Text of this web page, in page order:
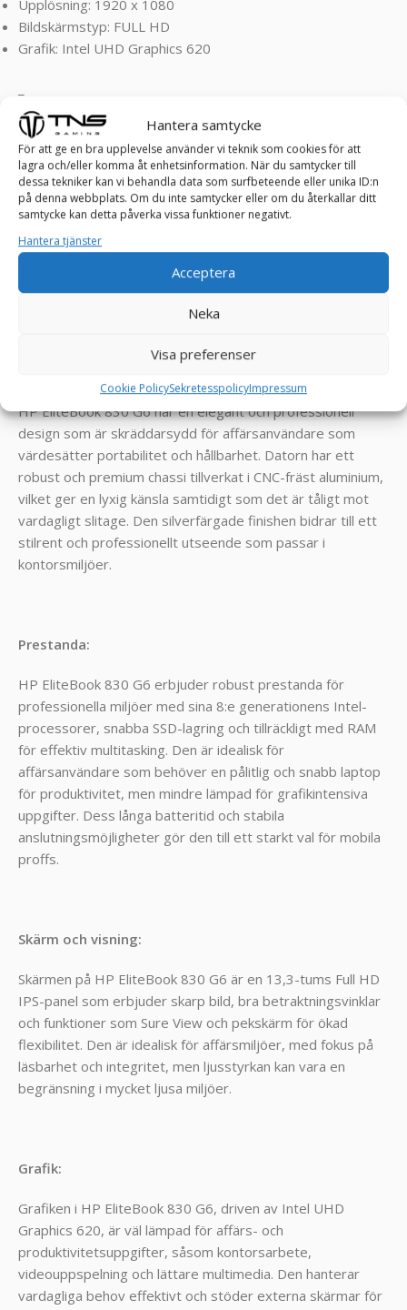
Hantera samtycke
För att ge en bra upplevelse använder vi teknik som cookies för att
lagra och/eller komma åt enhetsinformation. När du samtycker till
dessa tekniker kan vi behandla data som surfbeteende eller unika ID:n
på denna webbplats. Om du inte samtycker eller om du återkallar ditt
samtycke kan detta påverka vissa funktioner negativt.
Hantera tjänster
Acceptera
Neka
Visa preferenser
Cookie PolicySekretesspolicyImpressum
Upplösning: 1920 x 1080
Bildskärmstyp: FULL HD
Grafik: Intel UHD Graphics 620
MER OM PRODUKTEN:
EliteBook830G6 är idealisk för affärsanvändare, IT-
administratörer och mobila proffs. Den är optimerad för
produktivitetsapplikationer som Microsoft Office,
videokonferenser och lättare kreativa uppgifter. Dess
robusta säkerhetsfunktioner gör den lämplig för företag
med höga krav på dataskydd.
HP EliteBook 830 G6 har en elegant och professionell
design som är skräddarsydd för affärsanvändare som
värdesätter portabilitet och hållbarhet. Datorn har ett
robust och premium chassi tillverkat i CNC-fräst aluminium,
vilket ger en lyxig känsla samtidigt som det är tåligt mot
vardagligt slitage. Den silverfärgade finishen bidrar till ett
stilrent och professionellt utseende som passar i
kontorsmiljöer.
Prestanda:
HP EliteBook 830 G6 erbjuder robust prestanda för
professionella miljöer med sina 8:e generationens Intel-
processorer, snabba SSD-lagring och tillräckligt med RAM
för effektiv multitasking. Den är idealisk för
affärsanvändare som behöver en pålitlig och snabb laptop
för produktivitet, men mindre lämpad för grafikintensiva
uppgifter. Dess långa batteritid och stabila
anslutningsmöjligheter gör den till ett starkt val för mobila
proffs.
Skärm och visning:
Skärmen på HP EliteBook 830 G6 är en 13,3-tums Full HD
IPS-panel som erbjuder skarp bild, bra betraktningsvinklar
och funktioner som Sure View och pekskärm för ökad
flexibilitet. Den är idealisk för affärsmiljöer, med fokus på
läsbarhet och integritet, men ljusstyrkan kan vara en
begränsning i mycket ljusa miljöer.
Grafik:
Grafiken i HP EliteBook 830 G6, driven av Intel UHD
Graphics 620, är väl lämpad för affärs- och
produktivitetsuppgifter, såsom kontorsarbete,
videouppspelning och lättare multimedia. Den hanterar
vardagliga behov effektivt och stöder externa skärmar för